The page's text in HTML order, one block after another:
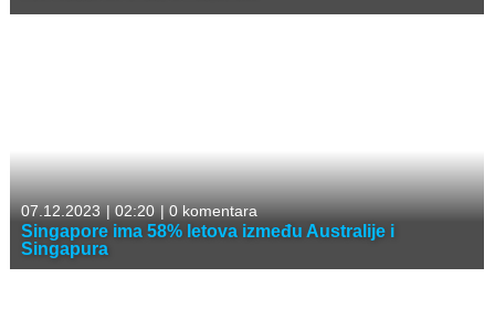
07.12.2023 |02:20 |0 komentara
Singapore ima 58% letova između Australije i
Singapura